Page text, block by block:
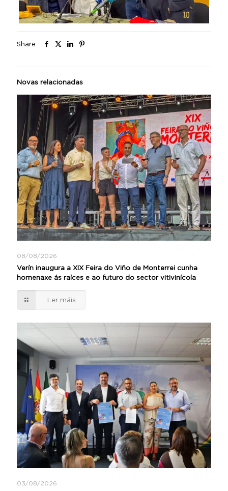
Share
Novas relacionadas
08/08/2026
Verín inaugura a XIX Feira do Viño de Monterrei cunha
homenaxe ás raíces e ao futuro do sector vitivinícola
Ler máis
03/08/2026